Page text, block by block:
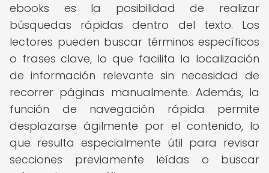
ebooks es la posibilidad de realizar
búsquedas rápidas dentro del texto. Los
lectores pueden buscar términos específicos
o frases clave, lo que facilita la localización
de información relevante sin necesidad de
recorrer páginas manualmente. Además, la
función de navegación rápida permite
desplazarse ágilmente por el contenido, lo
que resulta especialmente útil para revisar
secciones previamente leídas o buscar